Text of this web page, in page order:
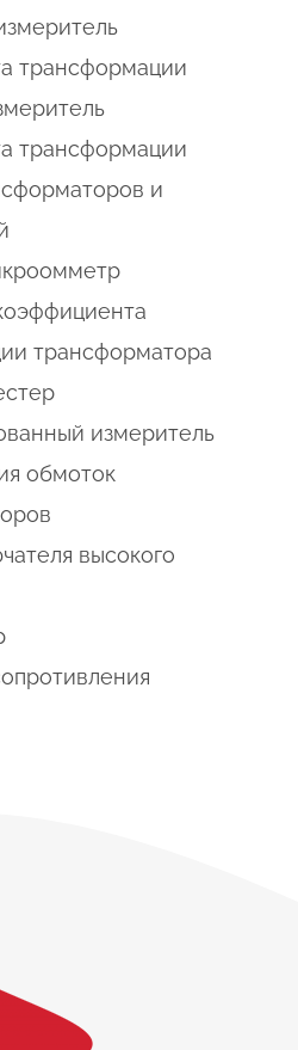
трансформации
трансформации
и
трансформатора
измеритель
обмоток
высокого